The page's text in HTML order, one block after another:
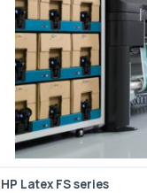
HP Latex FS series